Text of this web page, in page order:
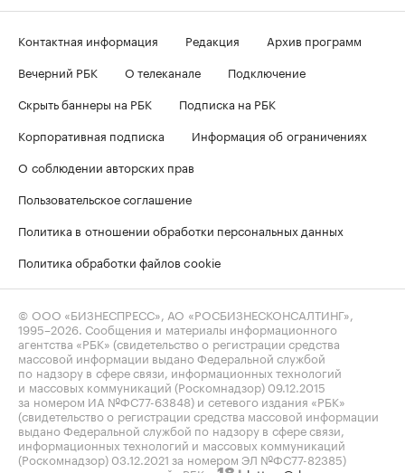
Контактная информация Редакция
Архив программ
Вечерний РБК
О телеканале
Подключение
Скрыть баннеры на РБК
Подписка на РБК
Корпоративная подписка
Информация об ограничениях
О соблюдении авторских прав
Пользовательское соглашение
Политика в отношении обработки персональных данных
Политика обработки файлов cookie
© ООО «БИЗНЕСПРЕСС», АО «РОСБИЗНЕСКОНСАЛТИНГ»,
1995–2026 . Сообщения и материалы информационного
агентства «РБК» (свидетельство о регистрации средства
массовой информации выдано Федеральной службой
по надзору в сфере связи, информационных технологий
и массовых коммуникаций (Роскомнадзор) 09.12.2015
за номером ИА №ФС77-63848) и сетевого издания «РБК»
(свидетельство о регистрации средства массовой информации
выдано Федеральной службой по надзору в сфере связи,
информационных технологий и массовых коммуникаций
(Роскомнадзор) 03.12.2021 за номером ЭЛ №ФС77-82385)